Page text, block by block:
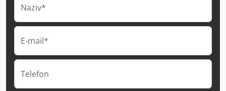
Naziv*
E-mail*
Telefon